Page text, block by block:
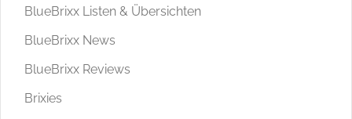
BlueBrixx Listen & Übersichten
BlueBrixx News
BlueBrixx Reviews
Brixies